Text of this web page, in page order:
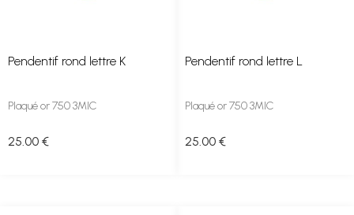
Pendentif rond lettre K
Plaqué or 750 3MIC
25 .00 €
Pendentif rond lettre L
Plaqué or 750 3MIC
25 .00 €